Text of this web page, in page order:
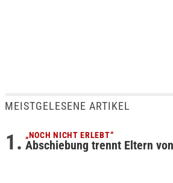
MEISTGELESENE ARTIKEL
„NOCH NICHT ERLEBT“
Abschiebung trennt Eltern